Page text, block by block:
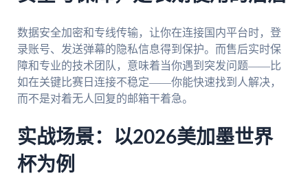
数据安全加密和专线传输，让你在连接国内平台时，登
录账号、发送弹幕的隐私信息得到保护。而售后实时保
障和专业的技术团队，意味着当你遇到突发问题——比
如在关键比赛日连接不稳定——你能快速找到人解决，
而不是对着无人回复的邮箱干着急。
实战场景：以2026美加墨世界
杯为例